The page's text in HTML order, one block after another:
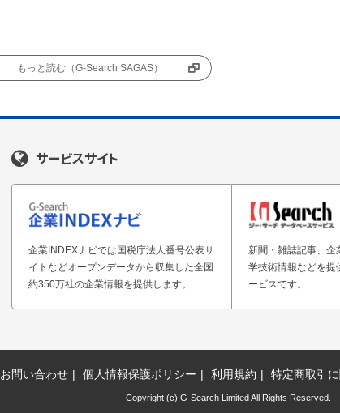
もっと読む（G-Search SAGAS）
サービスサイト
企業INDEXナビでは国税庁法人番号公表サ
イトなどオープンデータから収集した全国
約350万社の企業情報を提供します。
新聞・雑誌記事、
学技術情報などを提
ービスです。
お問い合わせ 個人情報保護ポリシー 利用規約 特定商取引
Copyright (c) G-Search Limited All Rights Reserved.